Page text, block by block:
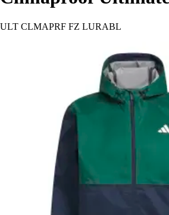
ULT CLMAPRF FZ LURABL